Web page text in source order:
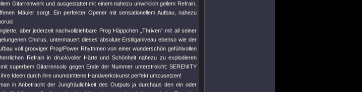
Gitarrenwerk und ausgestattet mit einem nahezu unwirklich geilem Refrain,
Mäuler sorgt. Ein perfekter Opener mit sensationellem Aufbau, nahezu
aber jederzeit nachvollziehbare Prog Häppchen „Thriven“ mit all seiner
Chorus, untermauert dieses absolute Erstliganiveau ebenso wie der
voll grooviger Prog/Power Rhythmen von einer wunderschön gefühlvollen
Refrain in druckvoller Härte und Schönheit nahezu zu explodieren
superbem Gitarrensolo gegen Ende der Nummer unterstreicht: SERENITY
Ideen durch ihre unumstrittene Handwerkskunst perfekt umzusetzen!
in Anbetracht der Jungfräulichkeit des Outputs ja durchaus den ein oder